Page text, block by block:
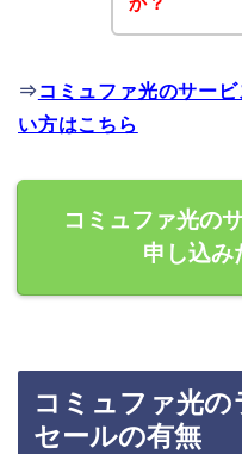
⇒ コミュファ光のサー
い方はこちら
コミュファ光の
申し込み
コミュファ光
セールの有無